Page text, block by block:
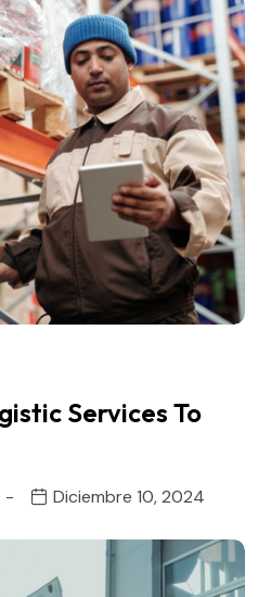
Services To
Diciembre 10, 2024